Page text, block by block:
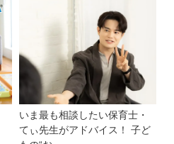
いま最も相談したい保育士・
てぃ先生がアドバイス！ 子ど